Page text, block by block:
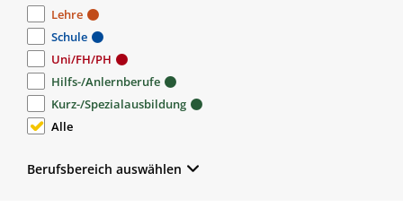
Lehre
Schule
Uni/FH/PH
Hilfs-/Anlernberufe
Kurz-/Spezialausbildung
Alle
Berufsbereich auswählen